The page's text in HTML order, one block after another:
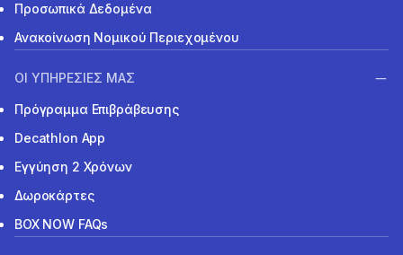
Προσωπικά Δεδομένα
Ανακοίνωση Νομικού Περιεχομένου
ΟΙ ΥΠΗΡΕΣΙΕΣ ΜΑΣ
Πρόγραμμα Επιβράβευσης
Decathlon App
Εγγύηση 2 Χρόνων
Δωροκάρτες
BOX NOW FAQs